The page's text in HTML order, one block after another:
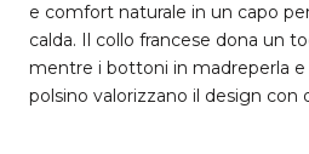
e comfort naturale in un capo
calda. Il collo francese dona un
mentre i bottoni in madreperla
polsino valorizzano il design con